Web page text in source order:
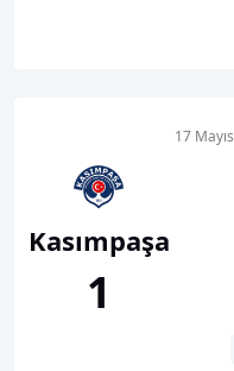
Kasımpaşa
1
17